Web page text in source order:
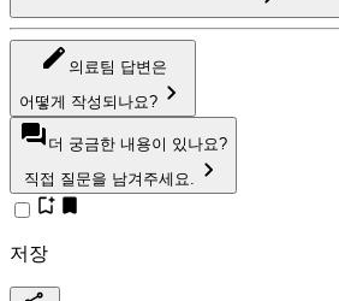
의료팀 답변은
어떻게 작성되나요?
더 궁금한 내용이 있나요?
직접 질문을 남겨주세요.
저장